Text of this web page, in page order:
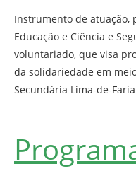
Instrumento de atuação,
Educação e Ciência e
voluntariado, que visa
da solidariedade em
Secundária Lima-de-